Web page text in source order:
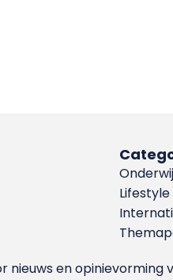
Lifestyle
nieuws en